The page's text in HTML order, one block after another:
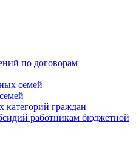
по договорам
семей
категорий граждан
работникам бюджетной